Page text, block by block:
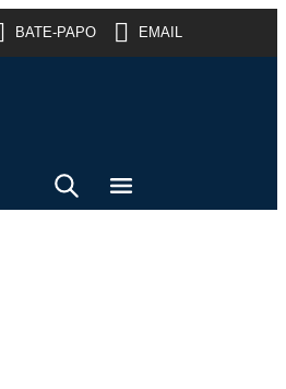
BATE-PAPO EMAIL